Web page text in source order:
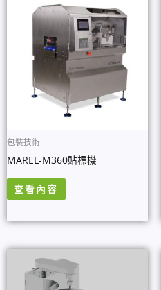
包裝技術
MAREL-M360貼標機
查看內容